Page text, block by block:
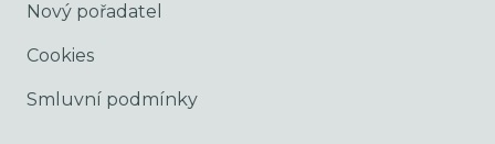
Nový pořadatel
Cookies
Smluvní podmínky